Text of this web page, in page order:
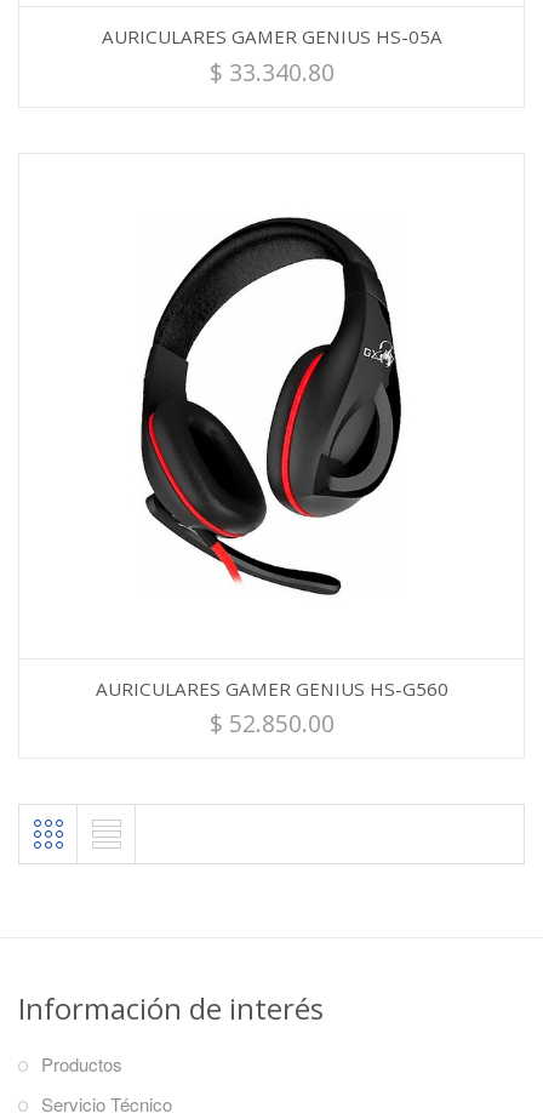
AURICULARES GAMER GENIUS HS-05A
$ 33.340.80
AURICULARES GAMER GENIUS HS-G560
$ 52.850.00
Información de interés
Productos
Servicio Técnico